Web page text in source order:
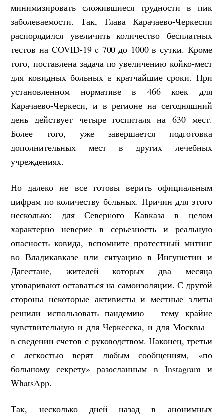
минимизировать сложившиеся трудности в пик
заболеваемости. Так, Глава Карачаево-Черкесии
распорядился увеличить количество бесплатных
тестов на COVID-19 c 700 до 1000 в сутки. Кроме
того, поставлена задача по увеличению койко-мест
для ковидных больных в кратчайшие сроки. При
установленном нормативе в 466 коек для
Карачаево-Черкеси, и в регионе на сегодняшний
день действует четыре госпиталя на 630 мест.
Более того, уже завершается подготовка
дополнительных мест в других лечебных
учреждениях.
Но далеко не все готовы верить официальным
цифрам по количеству больных. Причин для этого
несколько: для Северного Кавказа в целом
характерно неверие в серьезность и реальную
опасность ковида, вспомните протестный митинг
во Владикавказе или ситуацию в Ингушетии и
Дагестане, жителей которых два месяца
уговаривают оставаться на самоизоляции. С другой
стороны некоторые активисты и местные элиты
решили использовать пандемию – тему крайне
чувствительную и для Черкесска, и для Москвы –
в сведении счетов с руководством. Наконец, третьи
с легкостью верят любым сообщениям, «по
большому секрету» разосланным в Instagram и
WhatsApp.
Так, несколько дней назад в анонимных